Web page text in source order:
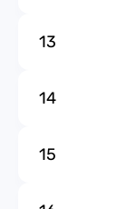
13
14
15